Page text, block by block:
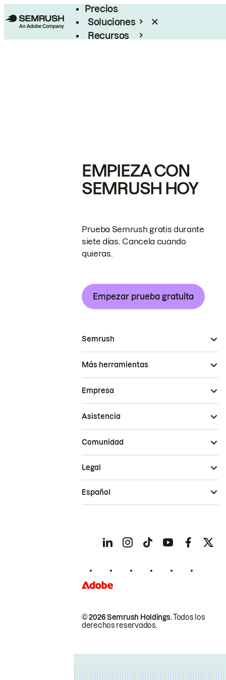
Precios
Soluciones
Recursos
EMPIEZA CON
SEMRUSH HOY
Prueba Semrush gratis durante
siete días. Cancela cuando
quieras.
Empezar prueba gratuita
Semrush
Más herramientas
Empresa
Asistencia
Comunidad
© 2026 Semrush Holdings.Todos los
derechos reservados.
Legal
Español